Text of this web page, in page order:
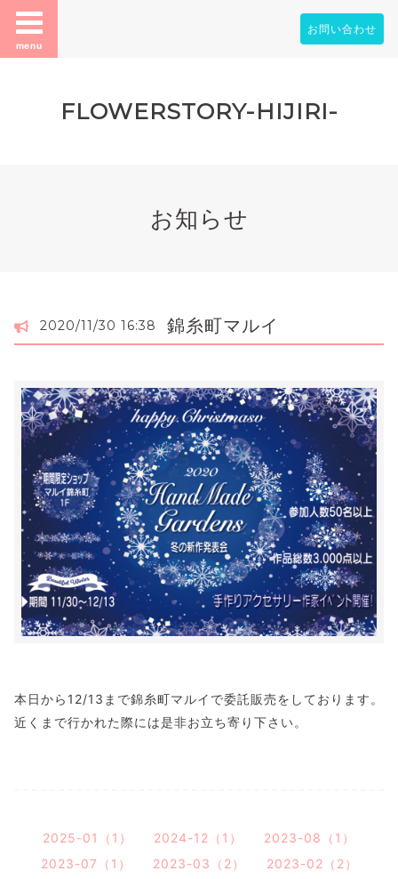
menu
お問い合わせ
FLOWERSTORY-HIJIRI-
お知らせ
2020/11/30 16:38 錦糸町マルイ
本日から12/13まで錦糸町マルイで委託販売をしております。
近くまで行かれた際には是非お立ち寄り下さい。
2025-01（1） 2024-12（1）
2023-08（1）
2023-07（1）
2023-03（2）
2023-02（2）